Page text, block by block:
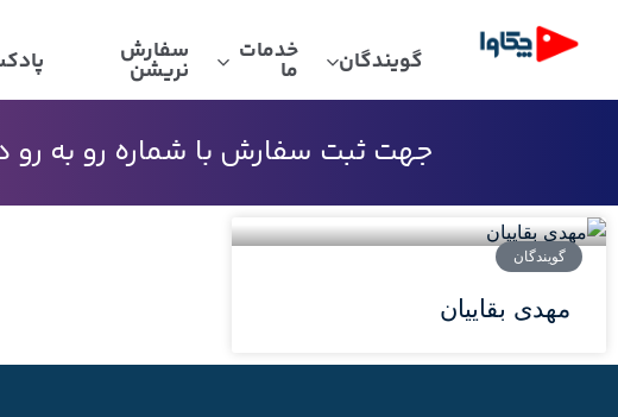
گویندگان خدمات
ما
سفارش
نریشن
جهت ثبت سفارش با شماره رو به رو
گویندگان
مهدی بقاییان